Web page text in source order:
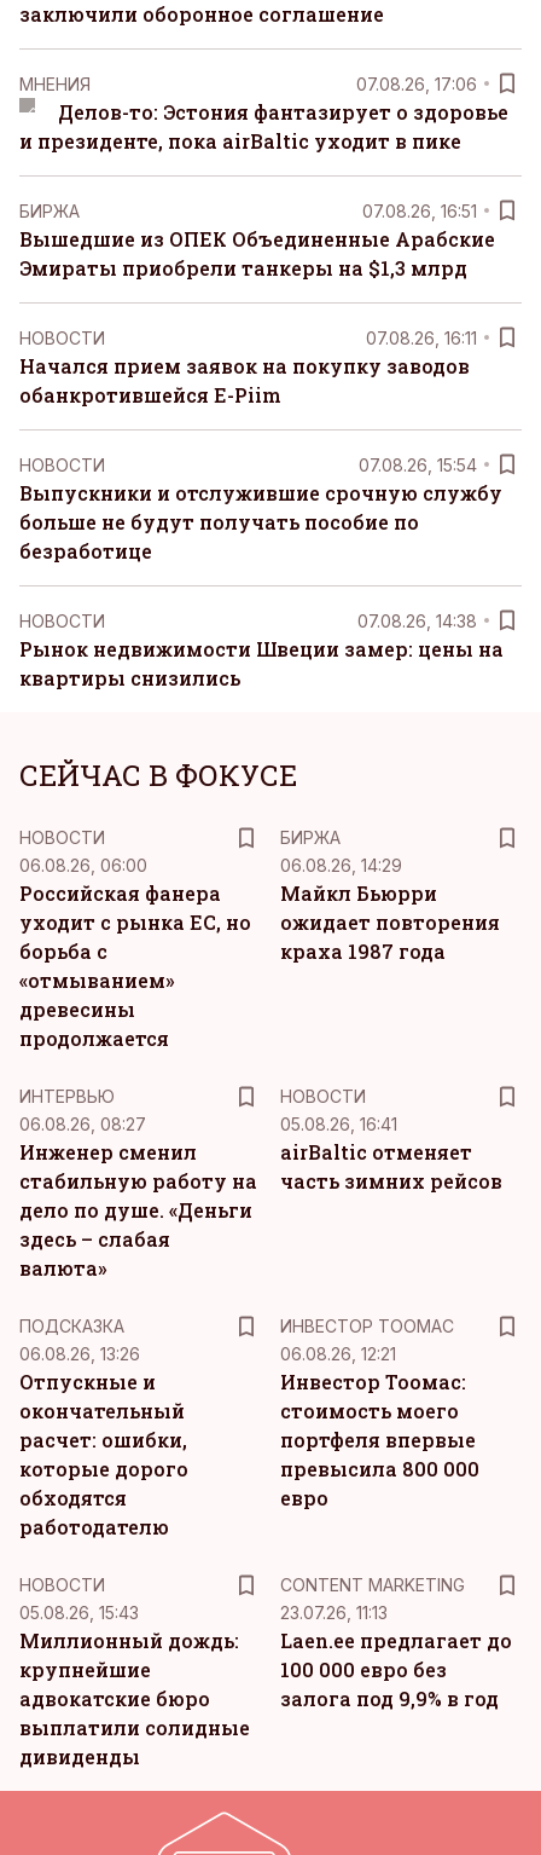
заключили оборонное соглашение
MНЕНИЯ 07.08.26, 17:06
Делов-то: Эстония фантазирует о здоровье
и президенте, пока airBaltic уходит в пике
БИРЖА 07.08.26, 16:51
Вышедшие из ОПЕК Объединенные Арабские
Эмираты приобрели танкеры на $1,3 млрд
НОВОСТИ 07.08.26, 16:11
Начался прием заявок на покупку заводов
обанкротившейся E-Piim
НОВОСТИ 07.08.26, 15:54
Выпускники и отслужившие срочную службу
больше не будут получать пособие по
безработице
НОВОСТИ 07.08.26, 14:38
Рынок недвижимости Швеции замер: цены на
квартиры снизились
СЕЙЧАС В ФОКУСЕ
НОВОСТИ
06.08.26, 06:00
Российская фанера
уходит с рынка ЕС, но
борьба с
«отмыванием»
древесины
продолжается
БИРЖА
06.08.26, 14:29
Майкл Бьюрри
ожидает повторения
краха 1987 года
ИНТЕРВЬЮ
06.08.26, 08:27
Инженер сменил
стабильную работу на
дело по душе. «Деньги
здесь – слабая
валюта»
НОВОСТИ
05.08.26, 16:41
airBaltic отменяет
часть зимних рейсов
ПОДСКАЗКА
06.08.26, 13:26
Отпускные и
окончательный
расчет: ошибки,
которые дорого
обходятся
работодателю
ИНВЕСТОР ТООМАС
06.08.26, 12:21
Инвестор Тоомас:
стоимость моего
портфеля впервые
превысила 800 000
евро
НОВОСТИ
05.08.26, 15:43
Миллионный дождь:
крупнейшие
адвокатские бюро
выплатили солидные
дивиденды
CONTENT MARKETING
23.07.26, 11:13
Laen.ee предлагает до
100 000 евро без
залога под 9,9% в год